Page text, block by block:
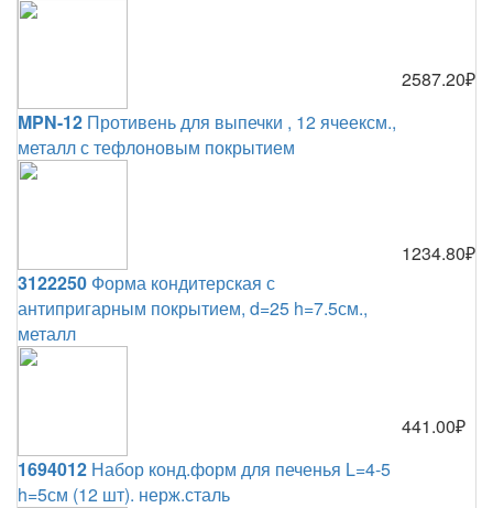
MPN-12 Противень для выпечки , 12 ячеексм.,
металл с тефлоновым покрытием
2587.20₽
3122250 Форма кондитерская с
антипригарным покрытием, d=25 h=7.5см.,
металл
1234.80₽
1694012 Набор конд.форм для печенья L=4-5
h=5см (12 шт). нерж.сталь
441.00₽